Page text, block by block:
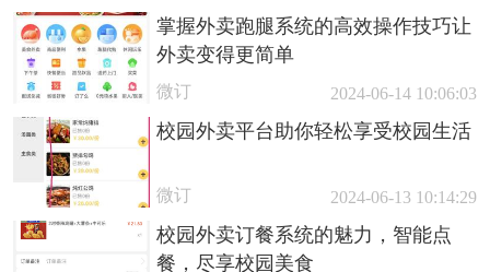
掌握外卖跑腿系统的高效操作技巧让
外卖变得更简单
微订 2024-06-14 10:06:03
校园外卖平台助你轻松享受校园生活
微订 2024-06-13 10:14:29
校园外卖订餐系统的魅力，智能点
餐，尽享校园美食